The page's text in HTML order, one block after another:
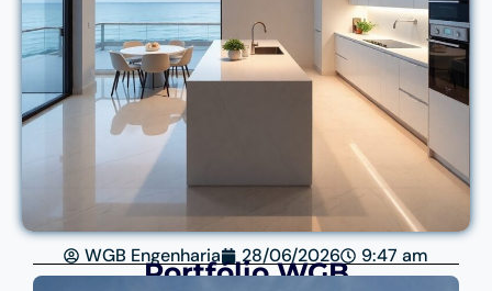
WGB Engenharia 28/06/2026 9:47 am
Portfólio WGB